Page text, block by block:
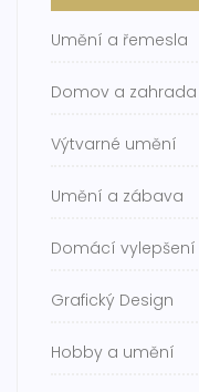
Umění a řemesla
Domov a zahrada
Výtvarné umění
Umění a zábava
Domácí vylepšení
Grafický Design
Hobby a umění